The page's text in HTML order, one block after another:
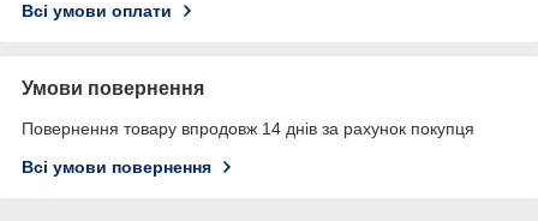
Всі умови оплати
Умови повернення
Повернення товару впродовж 14 днів за рахунок покупця
Всі умови повернення